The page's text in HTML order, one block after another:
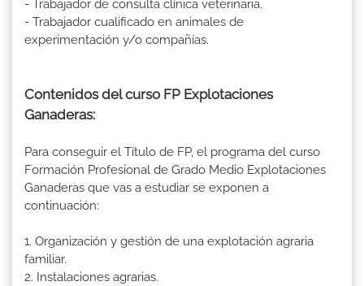
- Trabajador de consulta clínica veterinaria.
- Trabajador cualificado en animales de
experimentación y/o compañías.
Contenidos del curso FP Explotaciones
Ganaderas:
Para conseguir el Título de FP, el programa del curso
Formación Profesional de Grado Medio Explotaciones
Ganaderas que vas a estudiar se exponen a
continuación:
1. Organización y gestión de una explotación agraria
familiar.
2. Instalaciones agrarias.